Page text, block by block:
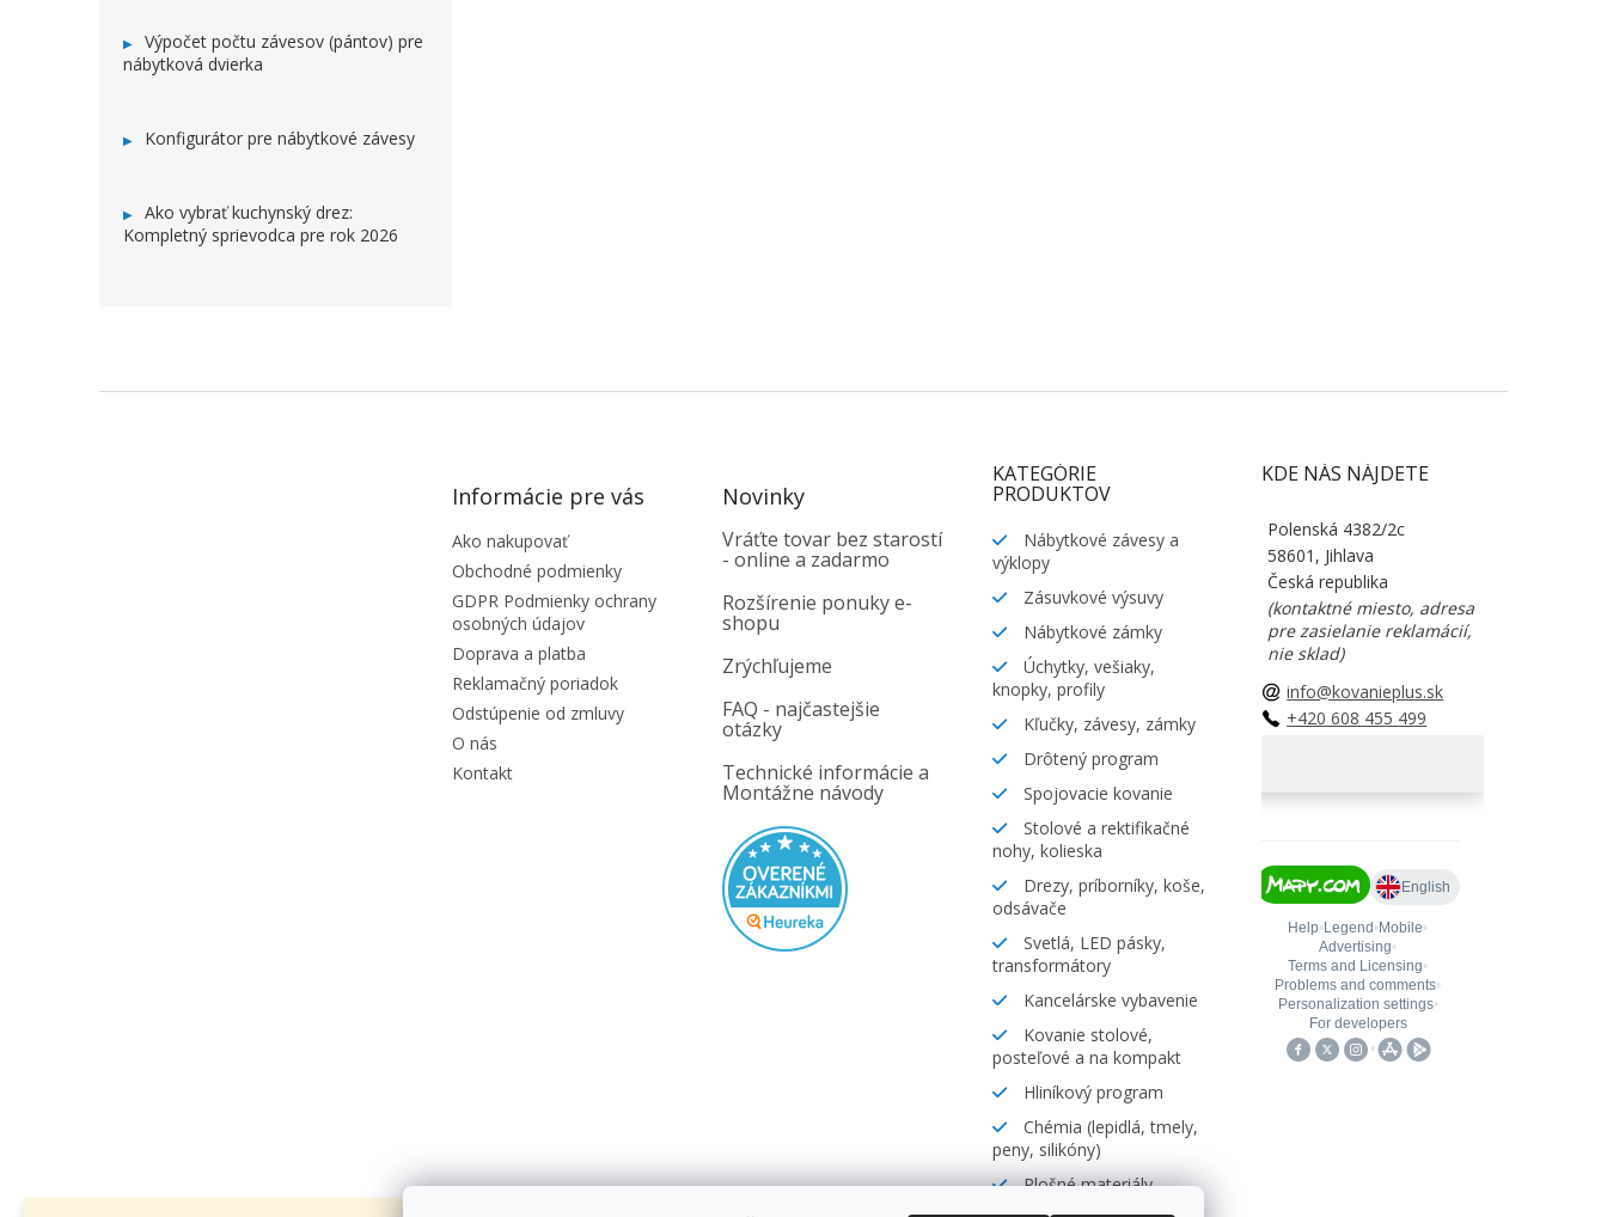
Výpočet počtu závesov (pántov) pre
nábytková dvierka
Konfigurátor pre nábytkové závesy
Ako vybrať kuchynský drez:
Kompletný sprievodca pre rok 2026
Informácie pre vás
Ako nakupovať
Obchodné podmienky
GDPR Podmienky ochrany
osobných údajov
Doprava a platba
Reklamačný poriadok
Odstúpenie od zmluvy
O nás
Kontakt
Novinky
Vráťte tovar bez starostí
- online a zadarmo
Rozšírenie ponuky e-
shopu
Zrýchľujeme
FAQ - najčastejšie
otázky
Technické informácie a
Montážne návody
KATEGÓRIE
PRODUKTOV
Nábytkové závesy a
výklopy
Zásuvkové výsuvy
Nábytkové zámky
Úchytky, vešiaky,
knopky, profily
Kľučky, závesy, zámky
Drôtený program
Spojovacie kovanie
Stolové a rektifikačné
nohy, kolieska
Drezy, príborníky, koše,
odsávače
Svetlá, LED pásky,
transformátory
Kancelárske vybavenie
Kovanie stolové,
posteľové a na kompakt
Hliníkový program
Chémia (lepidlá, tmely,
peny, silikóny)
Plošné materiály,
KDE NÁS NÁJDETE
Polenská 4382/2c
58601, Jihlava
Česká republika
(kontaktné miesto, adresa
pre zasielanie reklamácií,
nie sklad)
info@kovanieplus.sk
+420 608 455 499